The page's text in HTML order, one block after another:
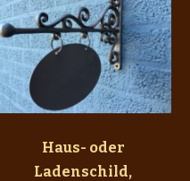
Haus- oder
Ladenschild,